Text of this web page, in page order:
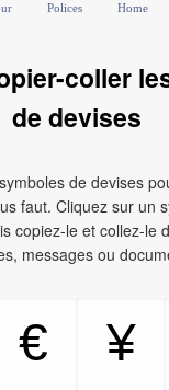
Polices Home
coller
de devises
de devises
faut. Cliquez sur un
copiez-le et collez-le
messages ou
€ ¥